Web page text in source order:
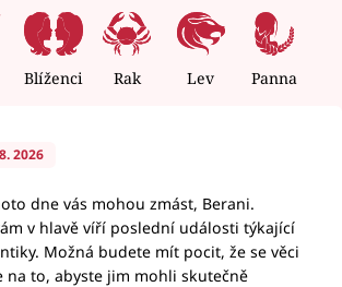
Blíženci Rak Lev Panna
2026
dne vás mohou zmást, Berani.
v hlavě víří poslední události týkající
Možná budete mít pocit, že se věci
na to, abyste jim mohli skutečně